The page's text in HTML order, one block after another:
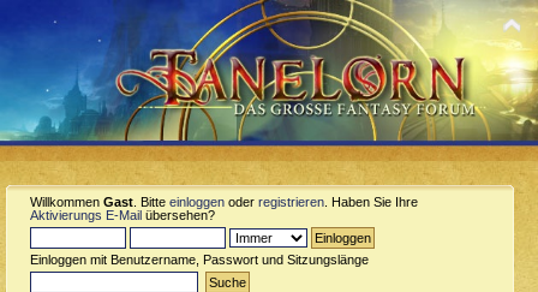
Willkommen Gast . Bitte einloggen oder registrieren . Haben Sie Ihre
Aktivierungs E-Mail übersehen?
Einloggen mit Benutzername, Passwort und Sitzungslänge